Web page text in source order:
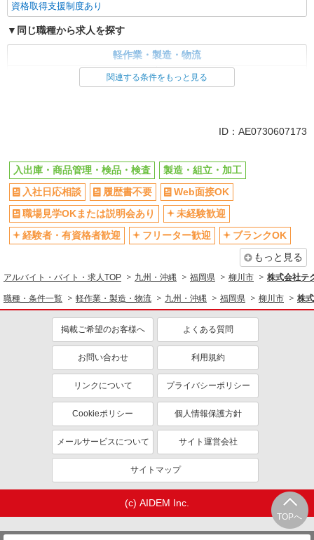
資格取得支援制度あり
同じ職種から求人を探す
軽作業・製造・物流
入出庫・商品管理・検品・検査
製造・組立・加工
関連する条件をもっと見る
ID：AE0730607173
TOPへ
入出庫・商品管理・検品・検査
製造・組立・加工
入社日応相談
履歴書不要
Web面接OK
職場見学OKまたは説明会あり
未経験歓迎
経験者・有資格者歓迎
フリーター歓迎
ブランクOK
もっと見る
アルバイト・バイト・求人TOP 九州・沖縄 福岡県 柳川市 株式会社テ
職種・条件一覧 軽作業・製造・物流 九州・沖縄 福岡県 柳川市 株
掲載ご希望のお客様へ よくある質問
お問い合わせ 利用規約
リンクについて プライバシーポリシー
Cookieポリシー 個人情報保護方針
メールサービスについて サイト運営会社
サイトマップ
(c) AIDEM Inc.